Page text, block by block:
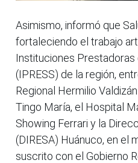
Asimismo, informó que
fortaleciendo el trabajo
Instituciones Prestadoras
(IPRESS) de la región,
Regional Hermilio
Tingo María, el Hospital
Showing Ferrari y la
(DIRESA) Huánuco, en el
suscrito con el Gobierno